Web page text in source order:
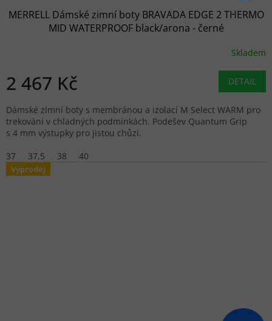
MERRELL Dámské zimní boty BRAVADA EDGE 2 THERMO
MID WATERPROOF black/arona - černé
Skladem
2 467 Kč DETAIL
Dámské zimní boty s membránou a izolací M Select WARM pro
trekování v chladných podmínkách. Podešev Quantum Grip
s 4 mm výstupky pro jistou chůzi.
37
37,5 38 40
Výprodej